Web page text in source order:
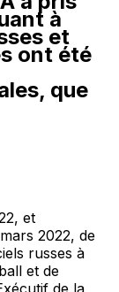
à
et
ont été
que
et
2022, de
russes à
et de
de la